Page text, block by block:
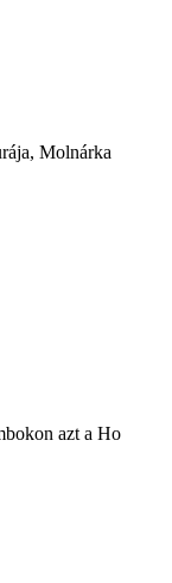
Molnárka
azt a Ho